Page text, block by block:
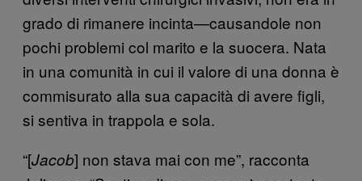
grado di rimanere incinta—causandole non
pochi problemi col marito e la suocera. Nata
in una comunità in cui il valore di una donna è
commisurato alla sua capacità di avere figli,
si sentiva in trappola e sola.
“[Jacob] non stava mai con me”, racconta